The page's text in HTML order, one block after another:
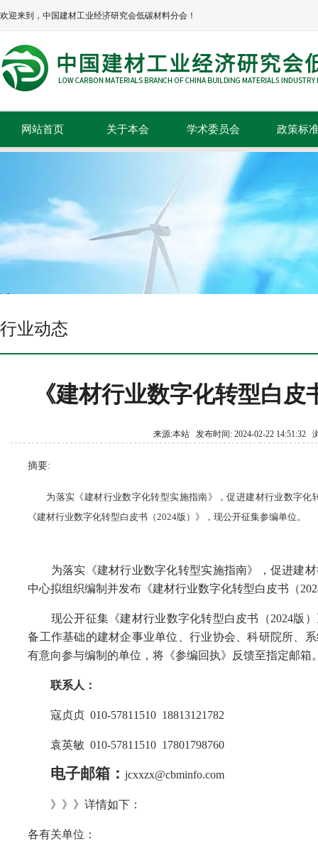
欢迎来到，中国建材工业经济研究会低碳材料分会！
网站首页 关于本会
协会领导
学术委员会 政策标
标准规范
行业动态
《建材行业数字化转型白
来源:本站 发布时间: 2024-02-22 14:51:32
摘要:
为落实《建材行业数字化转型实施指南》，促进建材行业数字
《建材行业数字化转型白皮书（2024版）》，现公开征集参编单位。
为落实《建材行业数字化转型实施指南》，促进建材
中心拟组织编制并发布《建材行业数字化转型白皮书（
现公开征集《建材行业数字化转型白皮书（2024版）
备工作基础的建材企事业单位、行业协会、科研院所、
有意向参与编制的单位，将《参编回执》反馈至指定邮箱
联系人：
寇贞贞 010-57811510 18813121782
袁英敏 010-57811510 17801798760
电子邮箱：jcxxzx@cbminfo.com
》》》详情如下：
各有关单位：